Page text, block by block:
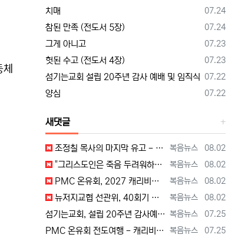
등록일
07.24
치매
등록일
07.24
참된 만족 (전도서 5장)
등록일
07.23
그게 아니고
등록일
07.23
헛된 수고 (전도서 4장)
등록일
07.22
섬기는교회 설립 20주년 감사 예배 및 임직식
등록일
07.22
양심
새댓글
등록자
복음뉴스 등록일
08.02
조정칠 목사의 마지막 유고 - 홍수와 복(福) 자(字) [2026년 8월 1일 토요일 자 뉴욕일보 기사] ==> https://www.bogeu…
등록자
복음뉴스 등록일
08.02
"그리스도인은 죽음 두려워하지 않지만, 살아 있는 동안 다른 사람의 유익 + 믿음의 진보 위해 살아야" [2026년 7월 31일 금요일 자 뉴욕…
등록자
복음뉴스 등록일
08.02
PMC 온유회, 2027 캐리비안 크루즈 전도여행 참가자 모집 [2026년 7월 31일 금요일 자 뉴욕일보 기사] ==> https://www.…
등록자
복음뉴스 등록일
08.02
뉴저지교협 선관위, 40회기 회장 + 부회장 등록 + 추천 절차 공고 --- 8월 28일 등록 마감, 9월 28일 선거 [2026년 7월 29일…
등록자
복음뉴스 등록일
07.25
섬기는교회, 설립 20주년 감사예배 및 임직식 --- "이제 더 힘차게 창공을 날자" [2026년 7월 25일 토요일 자 뉴욕일보 기사] ==>…
등록자
복음뉴스 등록일
07.25
PMC 온유회 전도여행 - 캐리비언 크루즈 2027 안내 ==> https://www.bogeumnews.com/gnu54/bbs/board.p…